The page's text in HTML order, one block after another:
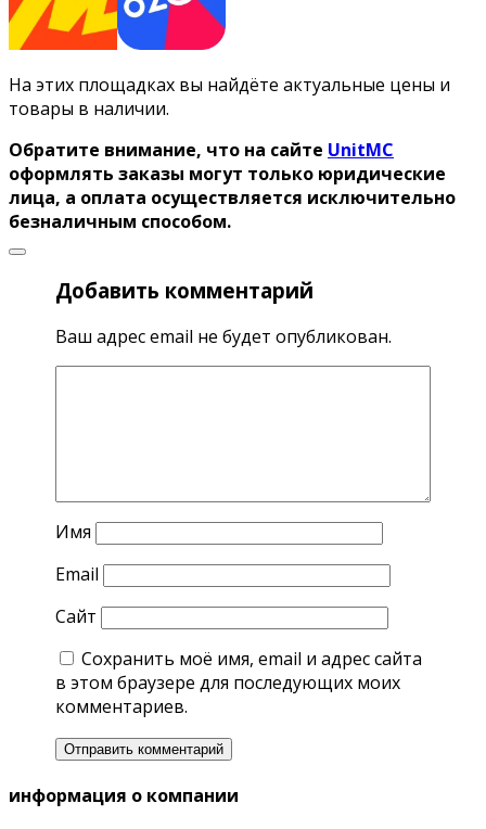
На этих площадках вы найдёте актуальные цены и
товары в наличии.
Обратите внимание, что на сайте UnitMC
оформлять заказы могут только юридические
лица, а оплата осуществляется исключительно
безналичным способом.
Добавить комментарий
Ваш адрес email не будет опубликован.
Имя
Email
Сайт
Сохранить моё имя, email и адрес сайта
в этом браузере для последующих моих
комментариев.
информация о компании